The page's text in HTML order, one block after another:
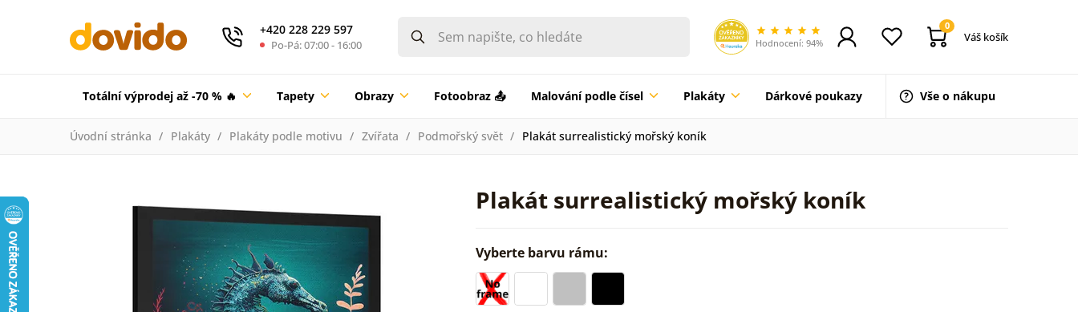
+420 228 229 597
Po-Pá: 07:00 - 16:00 Hodnocení: 94%
0
Váš košík
Totální výprodej až -70 % 🔥 Tapety Obrazy Fotoobraz 📤 Malování podle čísel Plakáty Dárkové poukazy Vše o nákupu
Úvodní stránka Plakáty Plakáty podle motivu Zvířata Podmořský svět Plakát surrealistický mořský koník
Plakát surrealistický mořský koník
Vyberte barvu rámu: